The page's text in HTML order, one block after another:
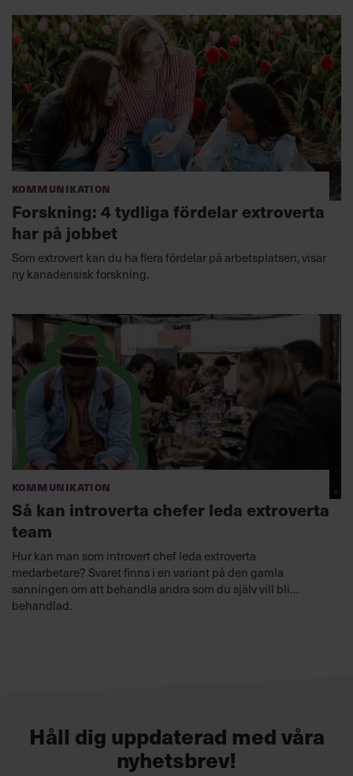
Kommunikation
Forskning: 4 tydliga fördelar extroverta
har på jobbet
Som extrovert kan du ha flera fördelar på arbetsplatsen, visar
ny kanadensisk forskning.
Kommunikation
Så kan introverta chefer leda extroverta
team
Hur kan man som introvert chef leda extroverta
medarbetare? Svaret finns i en variant på den gamla
sanningen om att behandla andra som du själv vill bli
behandlad.
Håll dig uppdaterad med våra
nyhetsbrev!